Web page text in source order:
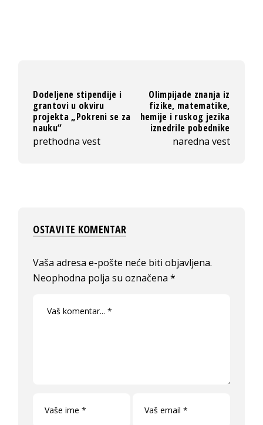
Dodeljene stipendije i
grantovi u okviru
projekta „Pokreni se za
nauku“
prethodna vest
Olimpijade znanja iz
fizike, matematike,
hemije i ruskog jezika
iznedrile pobednike
naredna vest
OSTAVITE KOMENTAR
Vaša adresa e-pošte neće biti objavljena.
Neophodna polja su označena*